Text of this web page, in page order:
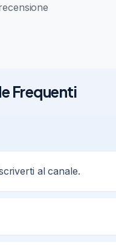
Frequenti
al canale.